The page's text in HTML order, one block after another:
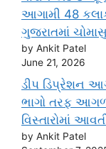
આગામી 48
ગુજરાતમાં
by Ankit Patel
June 21, 2026
ડીપ ડિપ્રેશન
ભાગો તરફ આગળ
વિસ્તારોમાં
by Ankit Patel